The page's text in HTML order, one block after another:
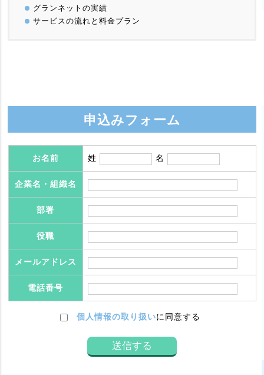
グランネットの実績
サービスの流れと料金プラン
申込みフォーム
お名前 姓 名
企業名・組織名
部署
役職
メールアドレス
電話番号
個人情報の取り扱いに同意する